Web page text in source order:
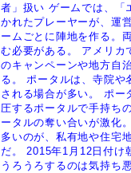
者」扱い ゲームでは、「
かれたプレーヤーが、運
ームごとに陣地を作る。
む必要がある。
アメリカ
のキャンペーンや地方自
る。
ポータルは、寺院や
される場合が多い。
ポー
圧するポータルで手持ち
ータルの奪い合いが激化
多いのが、私有地や住宅
だ。
2015年1月12日付け
うろうろするのは気持ち